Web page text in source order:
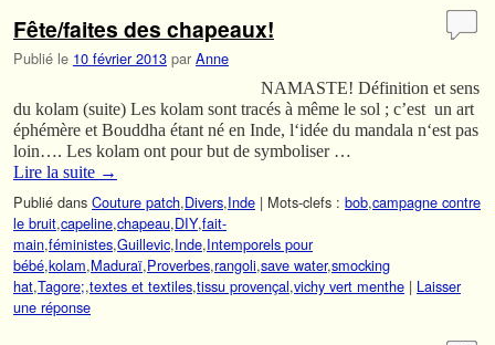
Fête/faites des chapeaux!
Publié le 10 février 2013 par Anne
NAMASTE! Définition et sens
du kolam (suite) Les kolam sont tracés à même le sol ; c’est un art
éphémère et Bouddha étant né en Inde, l‘idée du mandala n‘est pas
loin…. Les kolam ont pour but de symboliser …
Lire la suite →
Publié dans Couture patch,Divers,Inde | Mots-clefs : bob,campagne contre
le bruit,capeline,chapeau,DIY,fait-
main,féministes,Guillevic,Inde,Intemporels pour
bébé,kolam,Maduraï,Proverbes,rangoli,save water,smocking
hat,Tagore;,textes et textiles,tissu provençal,vichy vert menthe | Laisser
une réponse